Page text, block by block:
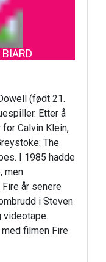
(født 21.
Etter å
Calvin Klein,
The
I 1985 hadde
men
år senere
i Steven
videotape.
filmen Fire